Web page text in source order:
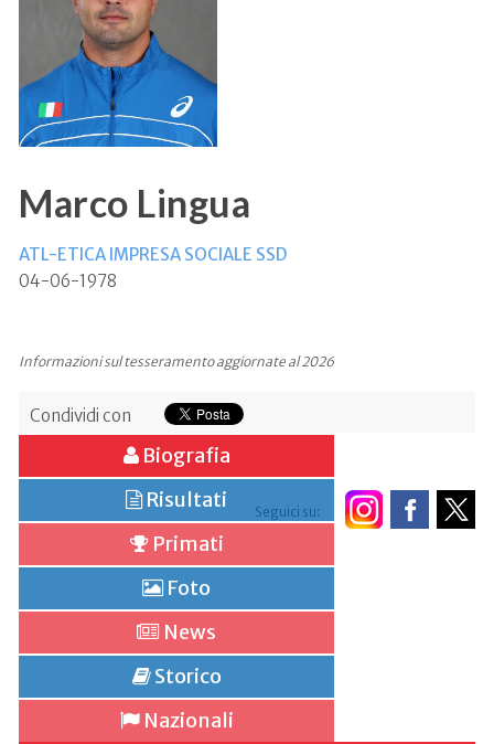
Marco Lingua
ATL-ETICA IMPRESA SOCIALE SSD
04-06-1978
Informazioni sul tesseramento aggiornate al 2026
Condividi con
Seguici su:
Biografia
Risultati
Primati
Foto
News
Storico
Nazionali